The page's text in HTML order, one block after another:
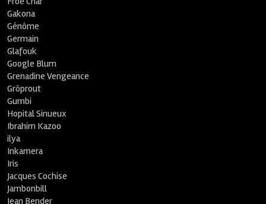
Gakona
Génôme
Germain
Glafouk
Google Blum
Grenadine Vengeance
Grôprout
Gumbi
Hopital Sinueux
Ibrahim Kazoo
ilya
Inkamera
Iris
Jacques Cochise
Jambonbill
Jean Bender